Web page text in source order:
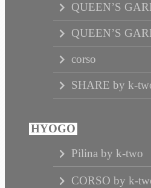
QUEEN’S
QUEEN’S
corso
SHARE by k-
Pilina by k-two
CORSO by k-